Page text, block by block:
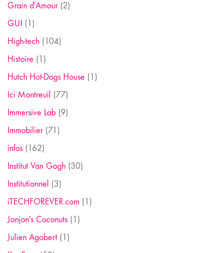
Grain d'Amour(2)
GUI (1)
High-tech (104)
Histoire (1)
Hutch Hot-Dogs House (1)
Ici Montreuil (77)
Immersive Lab (9)
Immobilier(71)
infos (162)
Institut Van Gogh (30)
Institutionnel (3)
iTECHFOREVER.com (1)
Jonjon's Coconuts (1)
Julien Agobert (1)